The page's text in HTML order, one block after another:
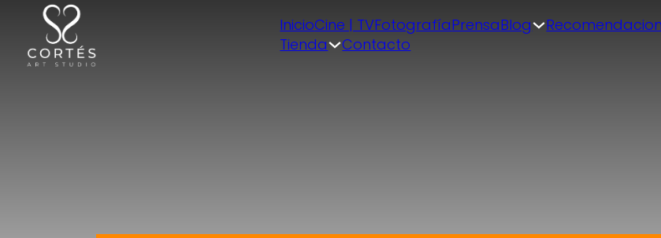
InicioCine | TVFotografíaPrensaBlog
Tienda
Contacto